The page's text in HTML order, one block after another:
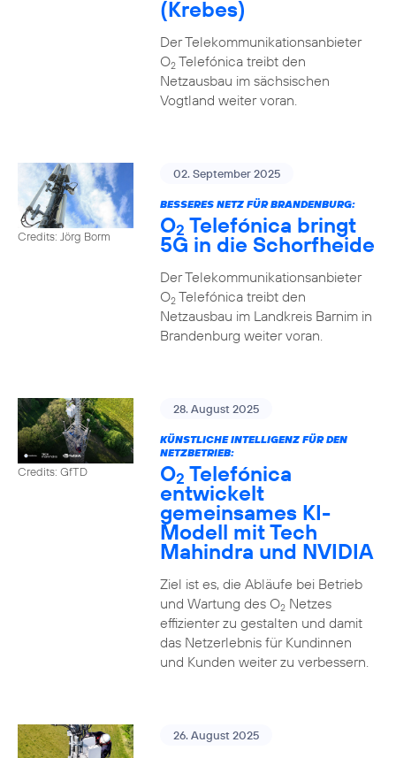
(Krebes)
Der Telekommunikationsanbieter
O2Telefónica treibt den
Netzausbau im sächsischen
Vogtland weiter voran.
Credits: Jörg Borm
02. September 2025
BESSERES NETZ FÜR BRANDENBURG:
O2 Telefónica bringt
5G in die Schorfheide
Der Telekommunikationsanbieter
O2Telefónica treibt den
Netzausbau im Landkreis Barnim in
Brandenburg weiter voran.
Credits: GfTD
28. August 2025
KÜNSTLICHE INTELLIGENZ FÜR DEN
NETZBETRIEB:
O2 Telefónica
entwickelt
gemeinsames KI-
Modell mit Tech
Mahindra und NVIDIA
Ziel ist es, die Abläufe bei Betrieb
und Wartung des O2Netzes
effizienter zu gestalten und damit
das Netzerlebnis für Kundinnen
und Kunden weiter zu verbessern.
26. August 2025